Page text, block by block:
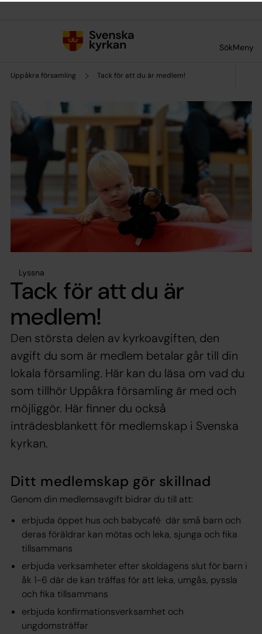
Till innehållet
Till undermeny
SökMeny
Uppåkra församling Tack för att du är medlem!
Lyssna
Tack för att du är
medlem!
Den största delen av kyrkoavgiften, den
avgift du som är medlem betalar går till din
lokala församling. Här kan du läsa om vad du
som tillhör Uppåkra församling är med och
möjliggör. Här finner du också
inträdesblankett för medlemskap i Svenska
kyrkan.
Ditt medlemskap gör skillnad
Genom din medlemsavgift bidrar du till att:
erbjuda öppet hus och babycafé där små barn och
deras föräldrar kan mötas och leka, sjunga och fika
tillsammans
erbjuda verksamheter efter skoldagens slut för barn i
åk 1-6 där de kan träffas för att leka, umgås, pyssla
och fika tillsammans
erbjuda konfirmationsverksamhet och
ungdomsträffar